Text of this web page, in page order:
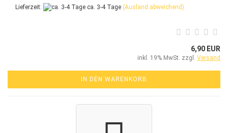
Lieferzeit: ca. 3-4 Tage (Ausland abweichend)
6,90 EUR
inkl. 19% MwSt. zzgl. Versand
IN DEN WARENKORB